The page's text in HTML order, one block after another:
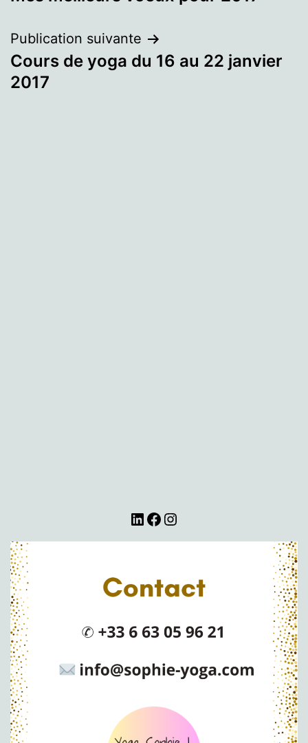
de
l’article
Publication suivante
Cours de yoga du 16 au 22 janvier
2017
LinkedIn
Facebook
Instagram